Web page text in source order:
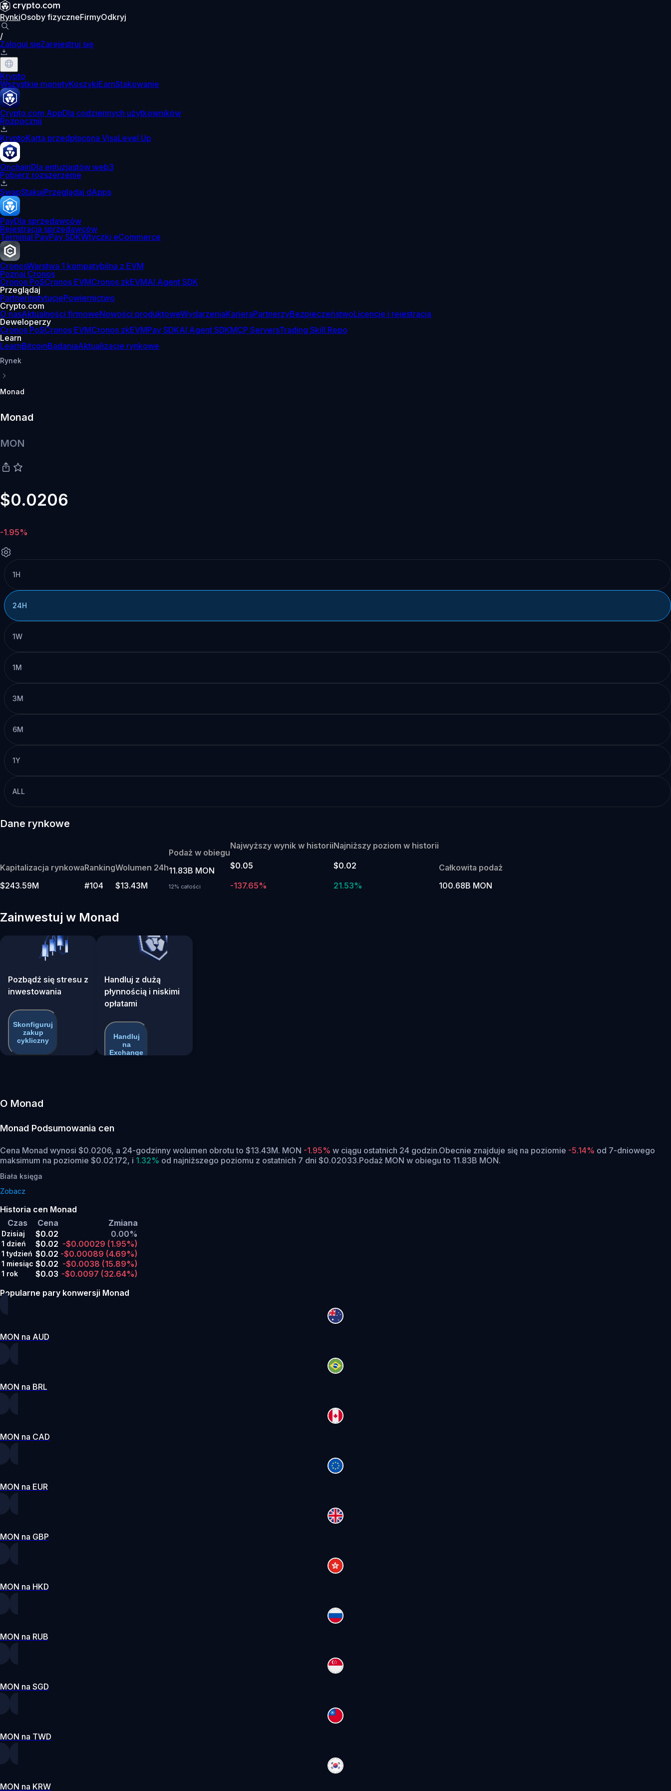
RynkiOsoby fizyczneFirmyOdkryj
/
Zaloguj sięZarejestruj się
Krypto
Wszystkie monetyKoszykiEarnStakowanie
Crypto.com AppDla codziennych użytkowników
Rozpocznij
KryptoKarta przedpłacona VisaLevel Up
OnchainDla entuzjastów web3
Pobierz rozszerzenie
SwapStakujPrzeglądaj dApps
PayDla sprzedawców
Rejestracja sprzedawców
Terminal PayPay SDKWtyczki eCommerce
CronosWarstwa 1 kompatybilna z EVM
Poznaj Cronos
Cronos PoSCronos EVMCronos zkEVMAI Agent SDK
Przeglądaj
PartnerInstytucjePowiernictwo
Crypto.com
O nasAktualności firmoweNowości produktoweWydarzeniaKarieraPartnerzyBezpieczeństwoLicencje i rejestracja
Deweloperzy
Cronos PoSCronos EVMCronos zkEVMPay SDKAI Agent SDKMCP ServersTrading Skill Repo
Learn
LearnBitcoinBadaniaAktualizacje rynkowe
Rynek
Monad
Monad
MON
$0.0206
-1.95%
1H
24H
1W
1M
3M
6M
1Y
ALL
Dane rynkowe
Kapitalizacja rynkowa
$243.59M
Ranking
#104
Wolumen 24h
$13.43M
Podaż w obiegu
11.83B MON
12% całości
Najwyższy wynik w historii
$0.05
-137.65%
Najniższy poziom w historii
$0.02
21.53%
Całkowita podaż
100.68B MON
Zainwestuj w Monad
Pozbądź się stresu z
inwestowania
Skonfiguruj
zakup
cykliczny
Handluj z dużą
płynnością i niskimi
opłatami
Handluj
na
Exchange
O Monad
Monad Podsumowania cen
Cena Monad wynosi $0.0206, a 24-godzinny wolumen obrotu to $13.43M. MON -1.95% w ciągu ostatnich 24 godzin.Obecnie znajduje się na poziomie -5.14% od 7-dniowego
maksimum na poziomie $0.02172, i 1.32% od najniższego poziomu z ostatnich 7 dni $0.02033.Podaż MON w obiegu to 11.83B MON.
Biała księga
Zobacz
Historia cen Monad
Czas
Cena Zmiana
Dzisiaj $0.02 0.00%
1 dzień $0.02 -$0.00029 (1.95%)
1 tydzień $0.02 -$0.00089 (4.69%)
1 miesiąc $0.02 -$0.0038 (15.89%)
1 rok $0.03 -$0.0097 (32.64%)
Popularne pary konwersji Monad
MON na AUD
MON na BRL
MON na CAD
MON na EUR
MON na GBP
MON na HKD
MON na RUB
MON na SGD
MON na TWD
MON na KRW